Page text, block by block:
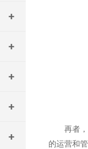
再者，随
的运营和